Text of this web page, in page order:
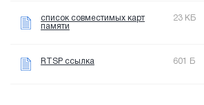
список совместимых карт
памяти
23 КБ
RTSP ссылка 601 Б